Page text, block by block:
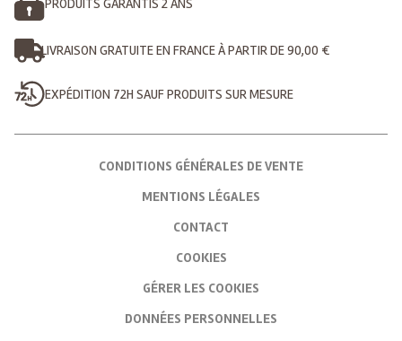
LIVRAISON GRATUITE EN FRANCE À PARTIR DE 90,00 €
EXPÉDITION 72H SAUF PRODUITS SUR MESURE
CONDITIONS GÉNÉRALES DE VENTE
MENTIONS LÉGALES
CONTACT
COOKIES
GÉRER LES COOKIES
DONNÉES PERSONNELLES